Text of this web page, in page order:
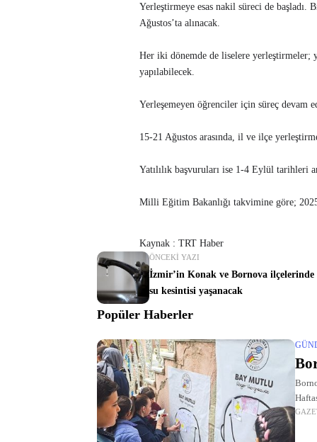
Yerleştirmeye esas nakil süreci de
Ağustos’ta alınacak.
Her iki dönemde de liselere yerleştirmeler;
yapılabilecek.
Yerleşemeyen öğrenciler için süreç devam
15-21 Ağustos arasında, il ve ilçe
Yatılılık başvuruları ise 1-4 Eylül tarihleri
Milli Eğitim Bakanlığı takvimine göre;
Kaynak : TRT Haber
ÖNCEKI YAZI
İzmir’in Konak ve Bornova ilçelerinde
su kesintisi yaşanacak
Popüler Haberler